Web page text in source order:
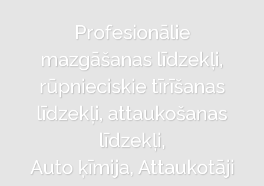
Profesionālie
mazgāšanas līdzekļi,
rūpnieciskie tīrīšanas
līdzekļi, attaukošanas
līdzekļi,
Auto ķīmija, Attaukotāji